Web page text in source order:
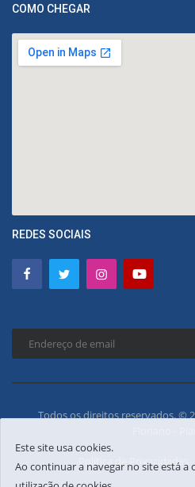
COMO CHEGAR
REDES SOCIAIS
Todos os direitos reservados. ©
Política de Privacidades
Este site usa cookies.
Ao continuar a navegar no site está a